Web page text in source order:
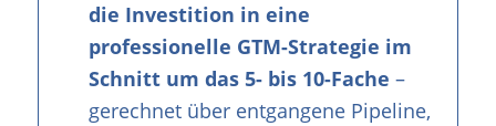
die Investition in eine
professionelle GTM-Strategie im
Schnitt um das 5- bis 10-Fache –
gerechnet über entgangene Pipeline,